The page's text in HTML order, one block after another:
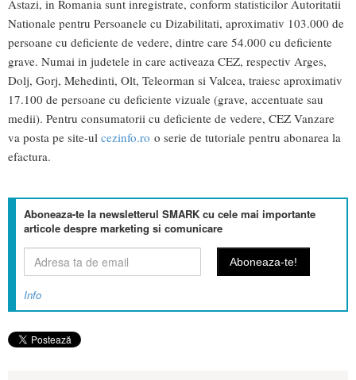
Astazi, in Romania sunt inregistrate, conform statisticilor Autoritatii
Nationale pentru Persoanele cu Dizabilitati, aproximativ 103.000 de
persoane cu deficiente de vedere, dintre care 54.000 cu deficiente
grave. Numai in judetele in care activeaza CEZ, respectiv Arges,
Dolj, Gorj, Mehedinti, Olt, Teleorman si Valcea, traiesc aproximativ
17.100 de persoane cu deficiente vizuale (grave, accentuate sau
medii). Pentru consumatorii cu deficiente de vedere, CEZ Vanzare
va posta pe site-ul cezinfo.ro o serie de tutoriale pentru abonarea la
efactura.
Aboneaza-te la newsletterul SMARK cu cele mai importante
articole despre marketing si comunicare
Info